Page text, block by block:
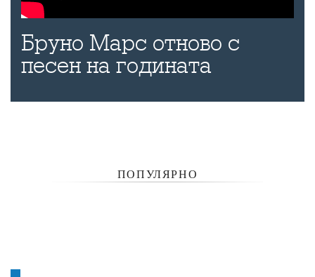
Бруно Марс отново с
песен на годината
ПОПУЛЯРНО